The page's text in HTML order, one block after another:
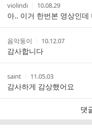
여
부
작
성
자
violindi
작
성
시
간
10.08.29
아.. 이거 한번본 영상인
작
성
자
음악둥이
작
성
시
간
10.12.07
감사합니다
작
성
자
saint
작
성
시
간
11.05.03
감사하게 감상했어요
댓